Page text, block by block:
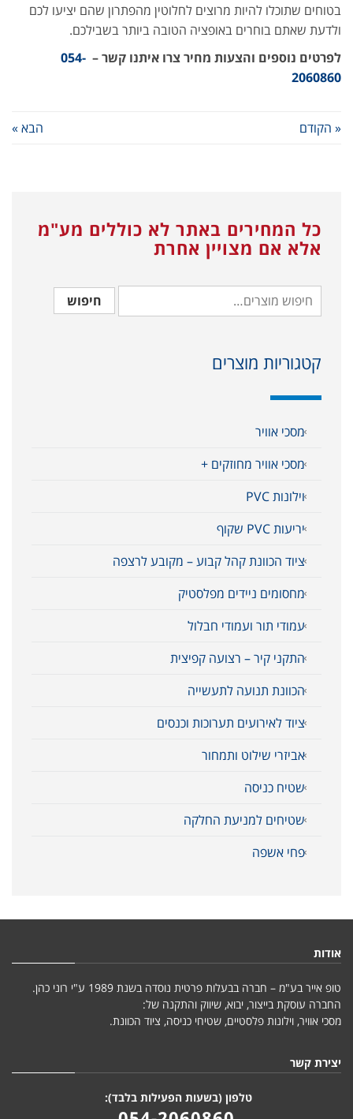
בטוחים שתוכלו להיות מרוצים לחלוטין מהפתרון שהם יציעו לכם
ולדעת שאתם בוחרים באופציה הטובה ביותר בשבילכם.
לפרטים נוספים והצעות מחיר צרו איתנו קשר – 054-
2060860
« הקודם הבא »
כל המחירים באתר לא כוללים מע"מ
אלא אם מצויין אחרת
חיפוש
קטגוריות מוצרים
מסכי אוויר
מסכי אוויר מחוזקים +
וילונות PVC
יריעות PVC שקוף
ציוד הכוונת קהל קבוע – מקובע לרצפה
מחסומים ניידים מפלסטיק
עמודי תור ועמודי חבלול
התקני קיר – רצועה קפיצית
הכוונת תנועה לתעשייה
ציוד לאירועים תערוכות וכנסים
אביזרי שילוט ותמחור
שטיח כניסה
שטיחים למניעת החלקה
פחי אשפה
אודות
טופ אייר בע"מ – חברה בבעלות פרטית נוסדה בשנת 1989 ע"י רוני כהן.
החברה עוסקת בייצור, יבוא, שיווק והתקנה של:
מסכי אוויר, וילונות פלסטיים, שטיחי כניסה, ציוד הכוונת.
יצירת קשר
טלפון (בשעות הפעילות בלבד):